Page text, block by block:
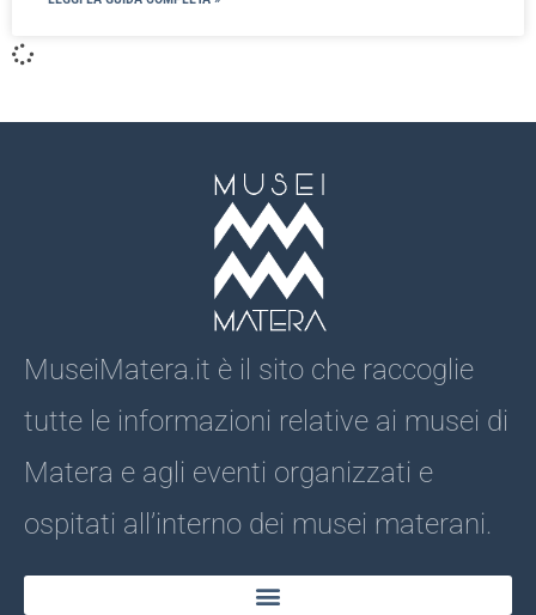
MuseiMatera.it è il sito che raccoglie
tutte le informazioni relative ai musei di
Matera e agli eventi organizzati e
ospitati all’interno dei musei materani.